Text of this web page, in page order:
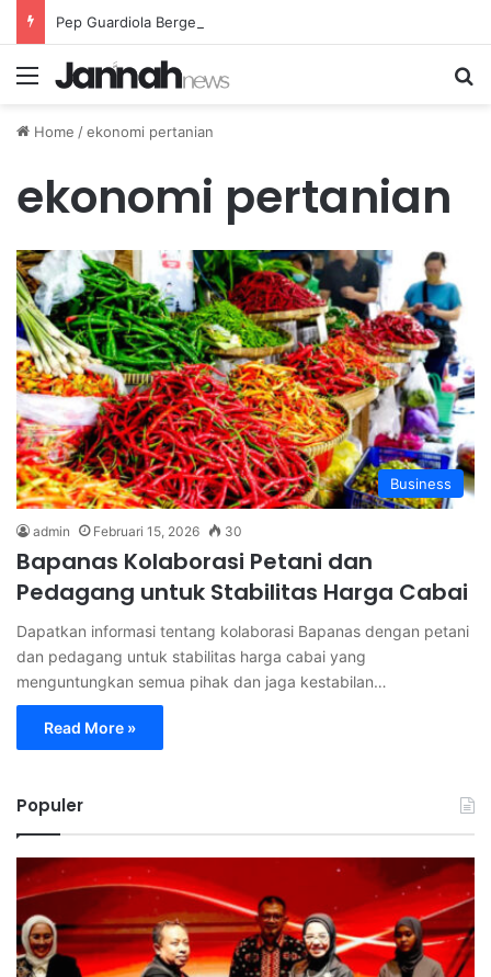
Menu
Home /ekonomi pertanian
ekonomi pertanian
Business
admin Februari 15, 2026 30
Bapanas Kolaborasi Petani dan
Pedagang untuk Stabilitas Harga Cabai
Dapatkan informasi tentang kolaborasi Bapanas dengan petani
dan pedagang untuk stabilitas harga cabai yang
menguntungkan semua pihak dan jaga kestabilan…
Read More »
Populer